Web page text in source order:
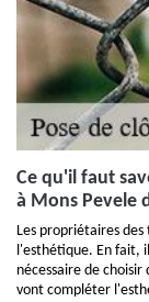
Ce qu'il faut
à Mons Pevele
Les propriétaires
l'esthétique. En fait,
nécessaire de
vont compléter